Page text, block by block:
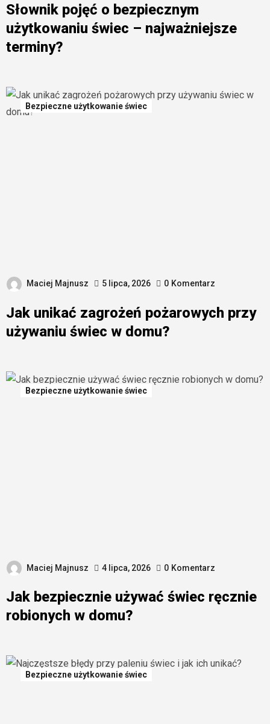
Słownik pojęć o bezpiecznym
użytkowaniu świec – najważniejsze
terminy?
Bezpieczne użytkowanie świec
Maciej Majnusz 5 lipca, 2026 0 Komentarz
Jak unikać zagrożeń pożarowych przy
używaniu świec w domu?
Bezpieczne użytkowanie świec
Maciej Majnusz 4 lipca, 2026 0 Komentarz
Jak bezpiecznie używać świec ręcznie
robionych w domu?
Bezpieczne użytkowanie świec